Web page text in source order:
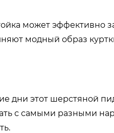
может эффективно
модный образ
дни этот шерстяной
с самыми разными